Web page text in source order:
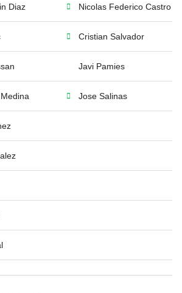
Diaz Nicolas Federico Castro
Cristian Salvador
Javi Pamies
Jose Salinas